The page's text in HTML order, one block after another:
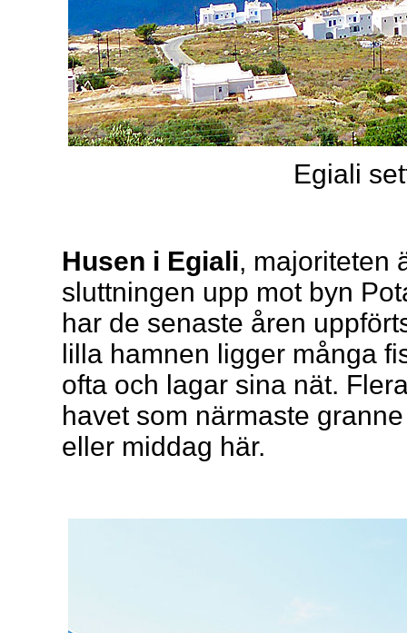
Egiali
Husen i Egiali, majoriteten
sluttningen upp mot byn
har de senaste åren
lilla hamnen ligger många
ofta och lagar sina nät.
havet som närmaste
eller middag här.